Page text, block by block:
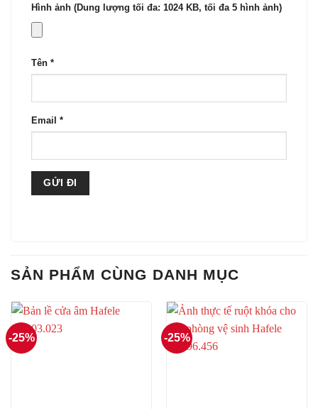
Hình ảnh (Dung lượng tối đa: 1024 KB, tối đa 5 hình ảnh)
Tên *
Email *
SẢN PHẨM CÙNG DANH MỤC
-25% -25%